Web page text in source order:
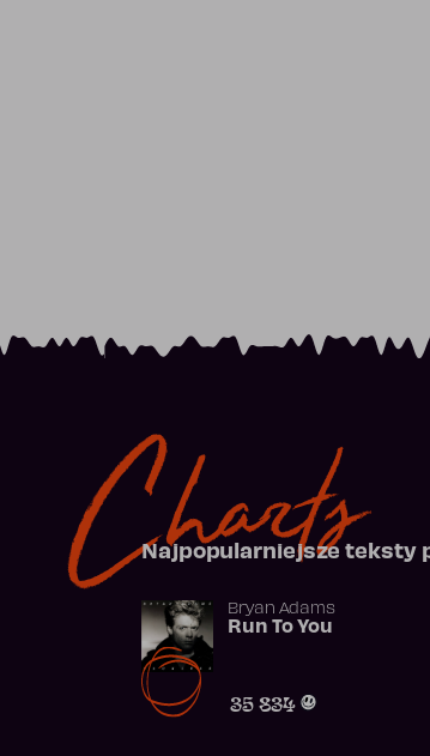
Charts
Najpopularniejsze teksty
Bryan Adams
Run To You
35 834